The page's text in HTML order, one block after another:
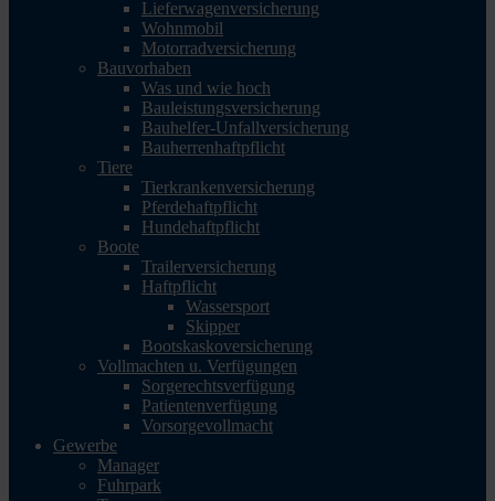
Lieferwagenversicherung
Wohnmobil
Motorradversicherung
Bauvorhaben
Was und wie hoch
Bauleistungsversicherung
Bauhelfer-Unfallversicherung
Bauherrenhaftpflicht
Tiere
Tierkrankenversicherung
Pferdehaftpflicht
Hundehaftpflicht
Boote
Trailerversicherung
Haftpflicht
Wassersport
Skipper
Bootskaskoversicherung
Vollmachten u. Verfügungen
Sorgerechtsverfügung
Patientenverfügung
Vorsorgevollmacht
Gewerbe
Manager
Fuhrpark